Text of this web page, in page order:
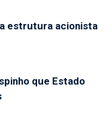
estrutura acionista
que Estado